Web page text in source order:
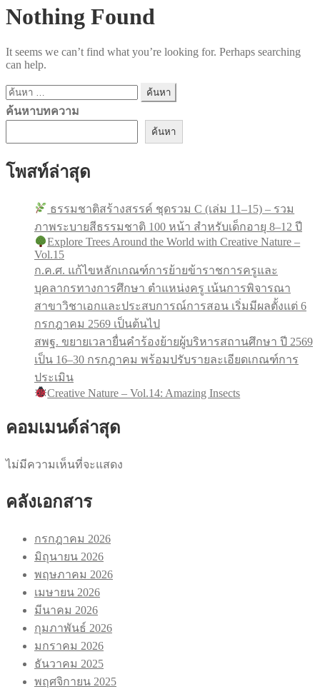
Nothing Found
It seems we can’t find what you’re looking for. Perhaps searching
can help.
ค้นหา
สำหรับ:
ค้นหาบทความ
ค้นหา
โพสท์ล่าสุด
ธรรมชาติสร้างสรรค์ ชุดรวม C (เล่ม 11–15) – รวม
ภาพระบายสีธรรมชาติ 100 หน้า สำหรับเด็กอายุ 8–12 ปี
Explore Trees Around the World with Creative Nature –
Vol.15
ก.ค.ศ. แก้ไขหลักเกณฑ์การย้ายข้าราชการครูและ
บุคลากรทางการศึกษา ตำแหน่งครู เน้นการพิจารณา
สาขาวิชาเอกและประสบการณ์การสอน เริ่มมีผลตั้งแต่ 6
กรกฎาคม 2569 เป็นต้นไป
สพฐ. ขยายเวลายื่นคำร้องย้ายผู้บริหารสถานศึกษา ปี 2569
เป็น 16–30 กรกฎาคม พร้อมปรับรายละเอียดเกณฑ์การ
ประเมิน
Creative Nature – Vol.14: Amazing Insects
คอมเมนด์ล่าสุด
ไม่มีความเห็นที่จะแสดง
คลังเอกสาร
กรกฎาคม 2026
มิถุนายน 2026
พฤษภาคม 2026
เมษายน 2026
มีนาคม 2026
กุมภาพันธ์ 2026
มกราคม 2026
ธันวาคม 2025
พฤศจิกายน 2025